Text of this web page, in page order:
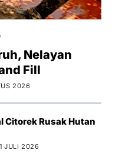
Nelayan
Fill
2026
Citorek Rusak Hutan
JULI 2026